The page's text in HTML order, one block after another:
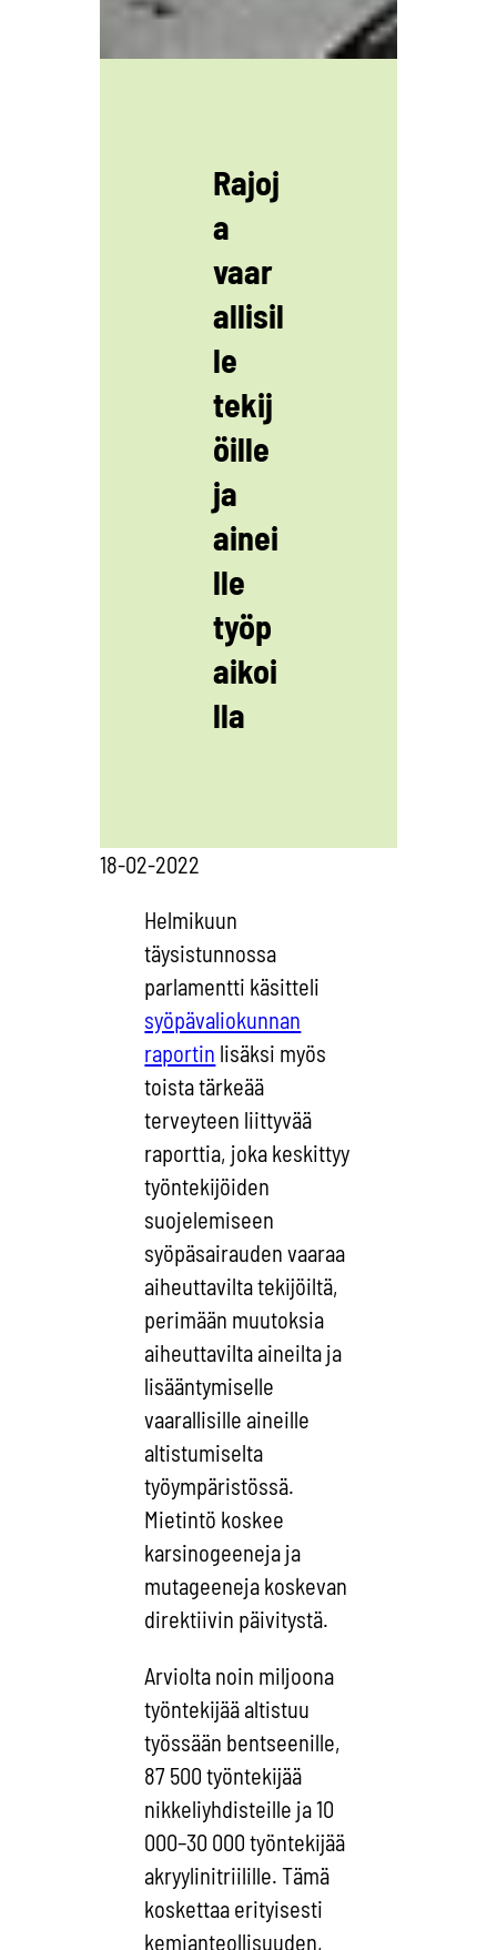
Rajoj
a
vaar
allisil
le
tekij
öille
ja
ainei
lle
työp
aikoi
lla
18-02-2022
Helmikuun
täysistunnossa
parlamentti käsitteli
syöpävaliokunnan
raportin lisäksi myös
toista tärkeää
terveyteen liittyvää
raporttia, joka keskittyy
työntekijöiden
suojelemiseen
syöpäsairauden vaaraa
aiheuttavilta tekijöiltä,
perimään muutoksia
aiheuttavilta aineilta ja
lisääntymiselle
vaarallisille aineille
altistumiselta
työympäristössä.
Mietintö koskee
karsinogeeneja ja
mutageeneja koskevan
direktiivin päivitystä.
Arviolta noin miljoona
työntekijää altistuu
työssään bentseenille,
87 500 työntekijää
nikkeliyhdisteille ja 10
000–30 000 työntekijää
akryylinitriilille. Tämä
koskettaa erityisesti
kemianteollisuuden,